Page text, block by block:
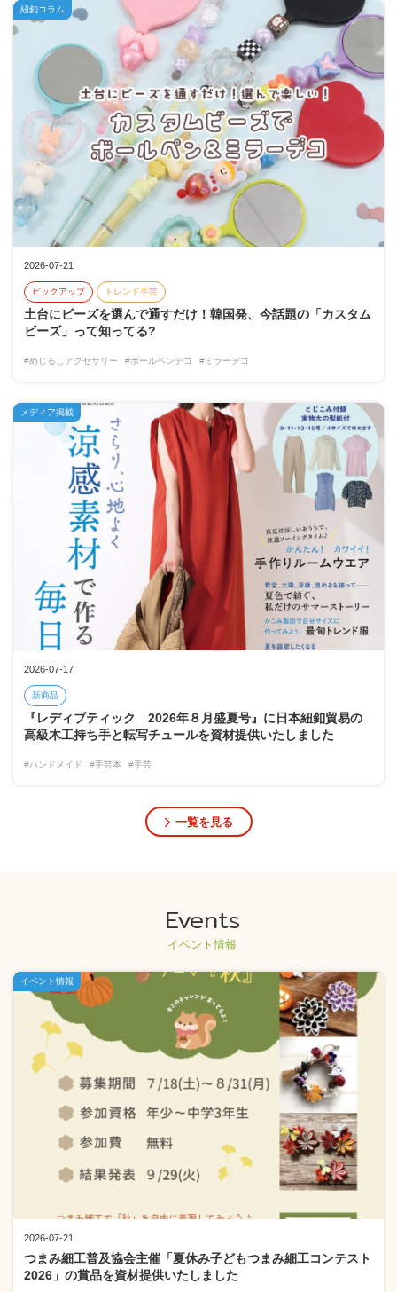
2026-07-21
ピックアップ トレンド手芸
土台にビーズを選んで通すだけ！韓国発、今話題の「カスタム
ビーズ」って知ってる?
#めじるしアクセサリー #ボールペンデコ #ミラーデコ
紐釦コラム
2026-07-17
新商品
『レディブティック 2026年８月盛夏号』に日本紐釦貿易の
高級木工持ち手と転写チュールを資材提供いたしました
#ハンドメイド #手芸本 #手芸
メディア掲載
一覧を見る
Events
イベント情報
2026-07-21
つまみ細工普及協会主催「夏休み子どもつまみ細工コンテスト
2026」の賞品を資材提供いたしました
イベント情報